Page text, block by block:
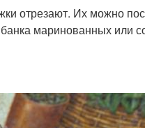
отрезают. Их можно
маринованных или